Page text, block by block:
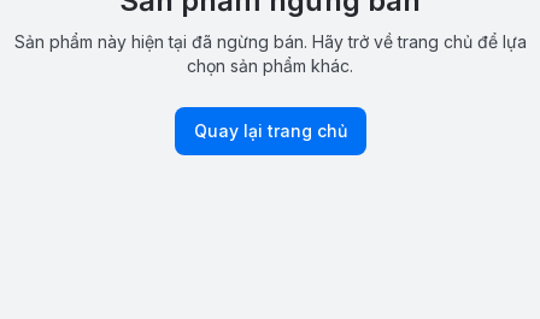
Sản phẩm này hiện tại đã ngừng bán. Hãy trở về trang chủ để lựa
chọn sản phẩm khác.
Quay lại trang chủ